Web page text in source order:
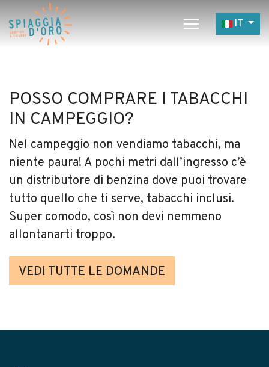
IT
POSSO COMPRARE I TABACCHI
IN CAMPEGGIO?
Nel campeggio non vendiamo tabacchi, ma
niente paura! A pochi metri dall’ingresso c’è
un distributore di benzina dove puoi trovare
tutto quello che ti serve, tabacchi inclusi.
Super comodo, così non devi nemmeno
allontanarti troppo.
VEDI TUTTE LE DOMANDE
Village
Servizi
Lavora con noi
Ristoranti